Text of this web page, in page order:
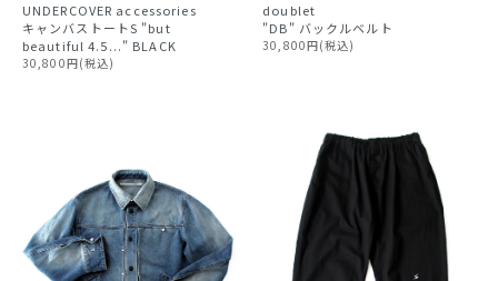
UNDERCOVER accessories
キャンバストートS "but
beautiful 4.5..." BLACK
30,800円(税込)
doublet
"DB" バックルベルト
30,800円(税込)